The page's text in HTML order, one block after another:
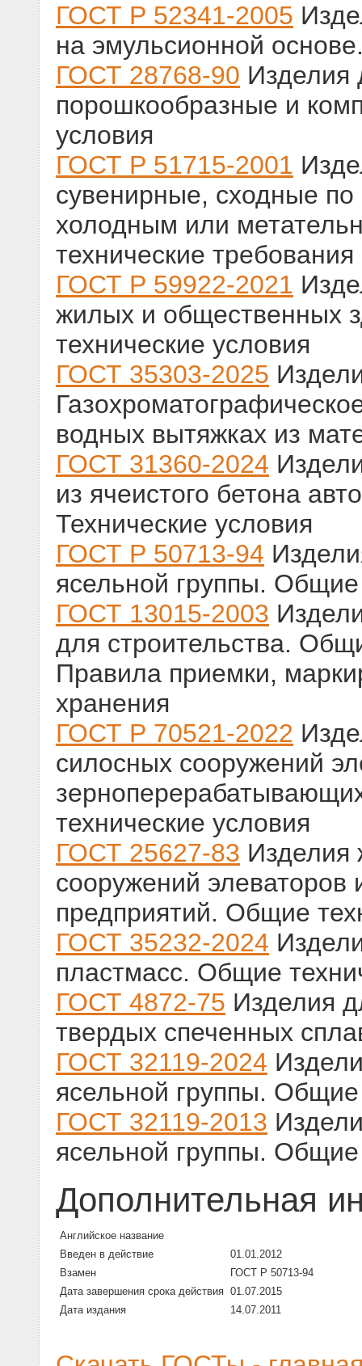
ГОСТ Р 52341-2005
на эмульсионной
ГОСТ 28768-90 Изделия
порошкообразные и
условия
ГОСТ Р 51715-2001
сувенирные, сходные
холодным или
технические требования
ГОСТ Р 59922-2021
жилых и общественных
технические условия
ГОСТ 35303-2025
водных вытяжках из
ГОСТ 31360-2024
из ячеистого бетона
Технические условия
ГОСТ Р 50713-94
ясельной группы. Общие
ГОСТ 13015-2003
для строительства.
Правила приемки,
хранения
ГОСТ Р 70521-2022
силосных сооружений
технические условия
ГОСТ 25627-83 Изделия
сооружений
предприятий. Общие
ГОСТ 35232-2024
пластмасс. Общие
ГОСТ 4872-75 Изделия
твердых спеченных
ГОСТ 32119-2024
ясельной группы. Общие
ГОСТ 32119-2013
ясельной группы. Общие
Дополнительная
Английское название
Введен в действие
01.01.2012
Взамен
ГОСТ Р 50713-94
Дата завершения срока действия 01.07.2015
Дата издания
14.07.2011